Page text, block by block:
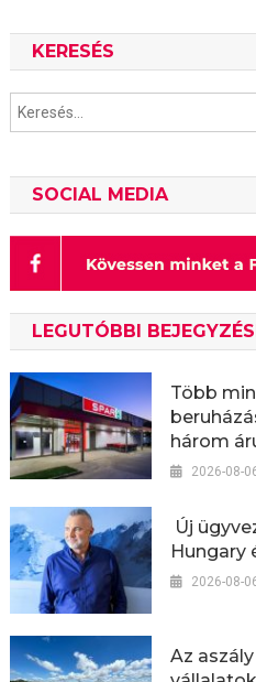
KERESÉS
SOCIAL MEDIA
LEGUTÓBBI
Több
három
2026-08-
Új
Hungary
2026-08-
Az